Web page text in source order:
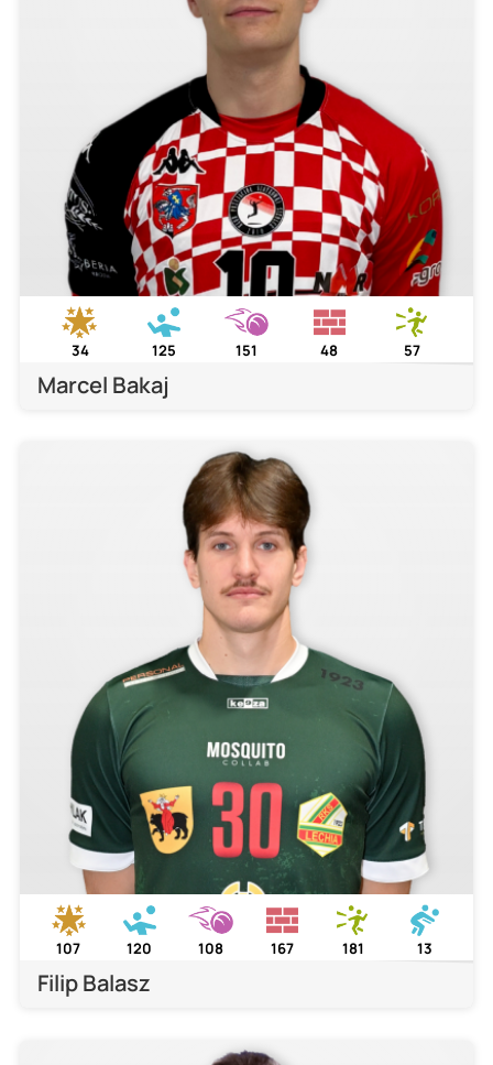
34 125 151 48 57
Marcel Bakaj
107 120 108 167 181 13
Filip Balasz